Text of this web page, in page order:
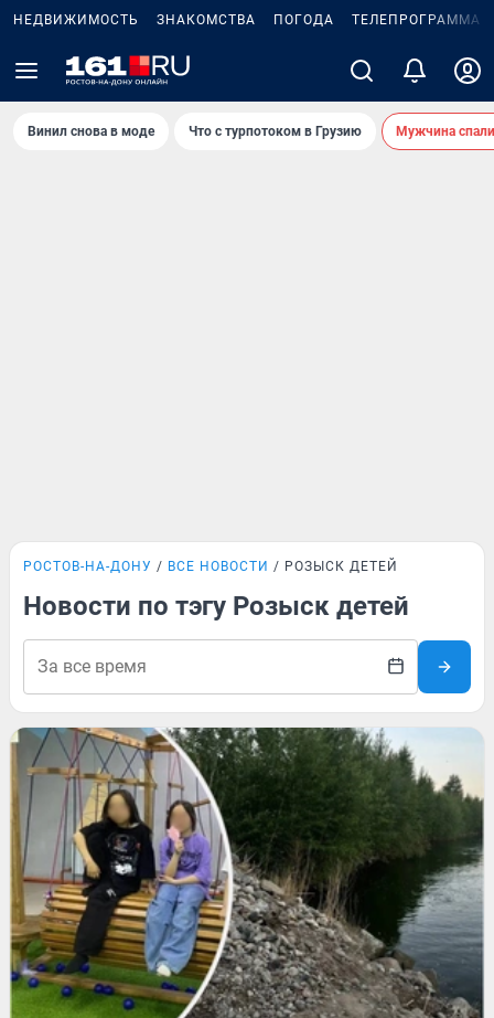
НЕДВИЖИМОСТЬ ЗНАКОМСТВА ПОГОДА ТЕЛЕПРОГРАММА
Винил снова в моде Что с турпотоком в Грузию Мужчина
РОСТОВ-НА-ДОНУ ВСЕ НОВОСТИ РОЗЫСК ДЕТЕЙ
Новости по тэгу Розыск детей